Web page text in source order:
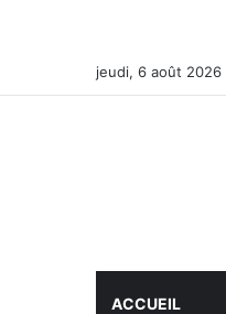
jeudi, 6 août 2026
ACCUEIL